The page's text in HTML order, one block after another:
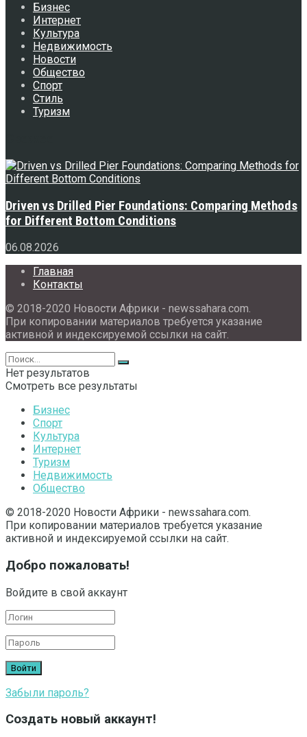
Бизнес
Интернет
Культура
Недвижимость
Новости
Общество
Спорт
Стиль
Туризм
Driven vs Drilled Pier Foundations: Comparing Methods
for Different Bottom Conditions
06.08.2026
Главная
Контакты
© 2018-2020 Новости Африки - newssahara.com.
При копировании материалов требуется указание
активной и индексируемой ссылки на сайт.
Нет результатов
Смотреть все результаты
Бизнес
Спорт
Культура
Интернет
Туризм
Недвижимость
Общество
© 2018-2020 Новости Африки - newssahara.com.
При копировании материалов требуется указание
активной и индексируемой ссылки на сайт.
Добро пожаловать!
Войдите в свой аккаунт
Забыли пароль?
Создать новый аккаунт!